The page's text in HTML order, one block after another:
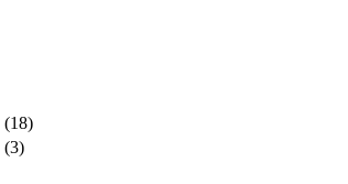
(18)
(3)